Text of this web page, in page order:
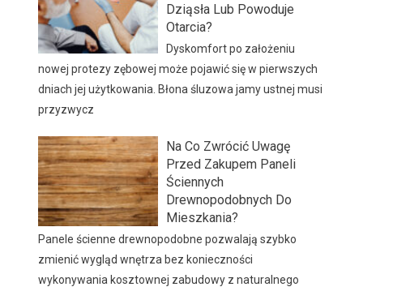
Dziąsła Lub Powoduje
Otarcia?
Dyskomfort po założeniu
nowej protezy zębowej może pojawić się w pierwszych
dniach jej użytkowania. Błona śluzowa jamy ustnej musi
przyzwycz
Na Co Zwrócić Uwagę
Przed Zakupem Paneli
Ściennych
Drewnopodobnych Do
Mieszkania?
Panele ścienne drewnopodobne pozwalają szybko
zmienić wygląd wnętrza bez konieczności
wykonywania kosztownej zabudowy z naturalnego